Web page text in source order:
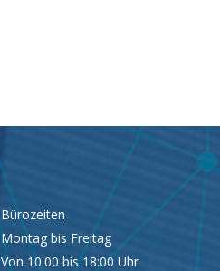
Bürozeiten
Montag bis Freitag
Von 10:00 bis 18:00 Uhr